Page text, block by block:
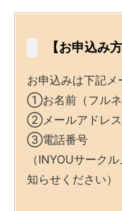
【お申込み
お申込みは下記メ
①お名前（フルネ
②メールアドレス
③電話番号
（INYOUサーク
知らせください）